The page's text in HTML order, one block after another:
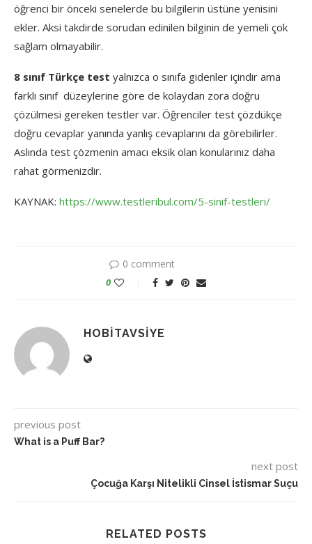
öğrenci bir önceki senelerde bu bilgilerin üstüne yenisini
ekler. Aksi takdirde sorudan edinilen bilginin de yemeli çok
sağlam olmayabilir.
8 sınıf Türkçe test yalnızca o sınıfa gidenler içindir ama
farklı sınıf düzeylerine göre de kolaydan zora doğru
çözülmesi gereken testler var. Öğrenciler test çözdükçe
doğru cevaplar yanında yanlış cevaplarını da görebilirler.
Aslında test çözmenin amacı eksik olan konularınız daha
rahat görmenizdir.
KAYNAK: https://www.testleribul.com/5-sinif-testleri/
0 comment
0
HOBITAVSIYE
previous post
What is a Puff Bar?
next post
Çocuğa Karşı Nitelikli Cinsel İstismar Suçu
RELATED POSTS